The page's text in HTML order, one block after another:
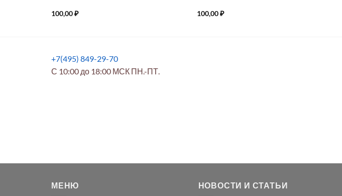
100,00₽ 100,00₽
+7(495) 849-29-70
С 10:00 до 18:00 МСК ПН.-ПТ.
МЕНЮ НОВОСТИ И СТАТЬИ